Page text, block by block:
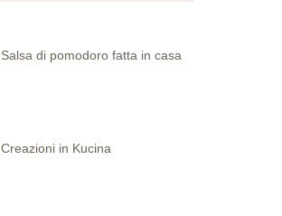
Salsa di pomodoro fatta in casa
Creazioni in Kucina